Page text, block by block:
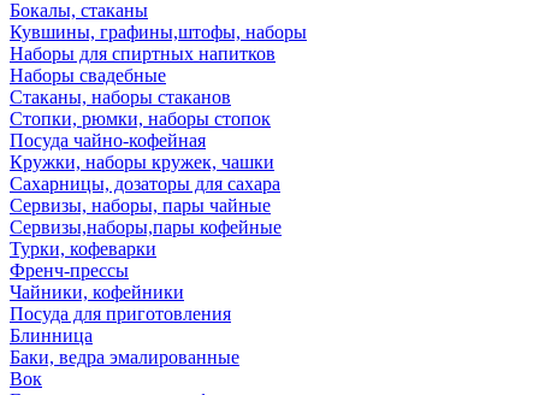
Бокалы, стаканы
Кувшины, графины,штофы, наборы
Наборы для спиртных напитков
Наборы свадебные
Стаканы, наборы стаканов
Стопки, рюмки, наборы стопок
Посуда чайно-кофейная
Кружки, наборы кружек, чашки
Сахарницы, дозаторы для сахара
Сервизы, наборы, пары чайные
Сервизы,наборы,пары кофейные
Турки, кофеварки
Френч-прессы
Чайники, кофейники
Посуда для приготовления
Блинница
Баки, ведра эмалированные
Вок